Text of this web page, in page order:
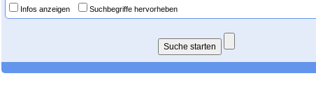
Infos anzeigen Suchbegriffe hervorheben